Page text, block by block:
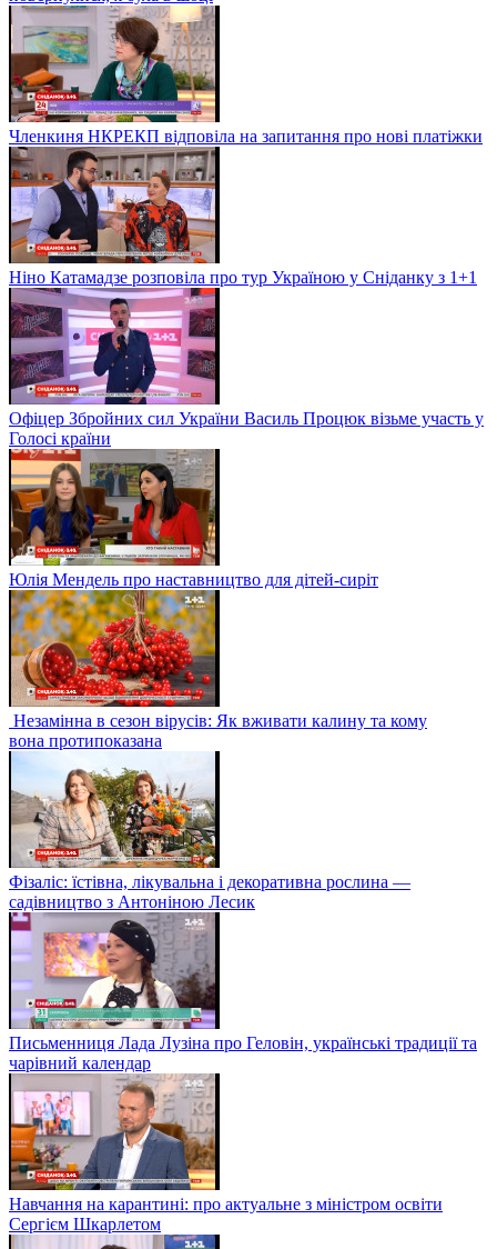
Членкиня НКРЕКП відповіла на запитання про нові платіжки
Ніно Катамадзе розповіла про тур Україною у Сніданку з 1+1
Офіцер Збройних сил України Василь Процюк візьме участь у
Голосі країни
Юлія Мендель про наставництво для дітей-сиріт
Незамінна в сезон вірусів: Як вживати калину та кому
вона протипоказана
Фізаліс: їстівна, лікувальна і декоративна рослина —
садівництво з Антоніною Лесик
Письменниця Лада Лузіна про Геловін, українські традиції та
чарівний календар
Навчання на карантині: про актуальне з міністром освіти
Сергієм Шкарлетом